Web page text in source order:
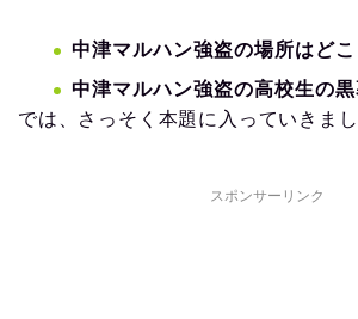
中津マルハン強盗の場所はどこ
中津マルハン強盗の高校生の黒
では、さっそく本題に入っていきまし
スポンサーリンク